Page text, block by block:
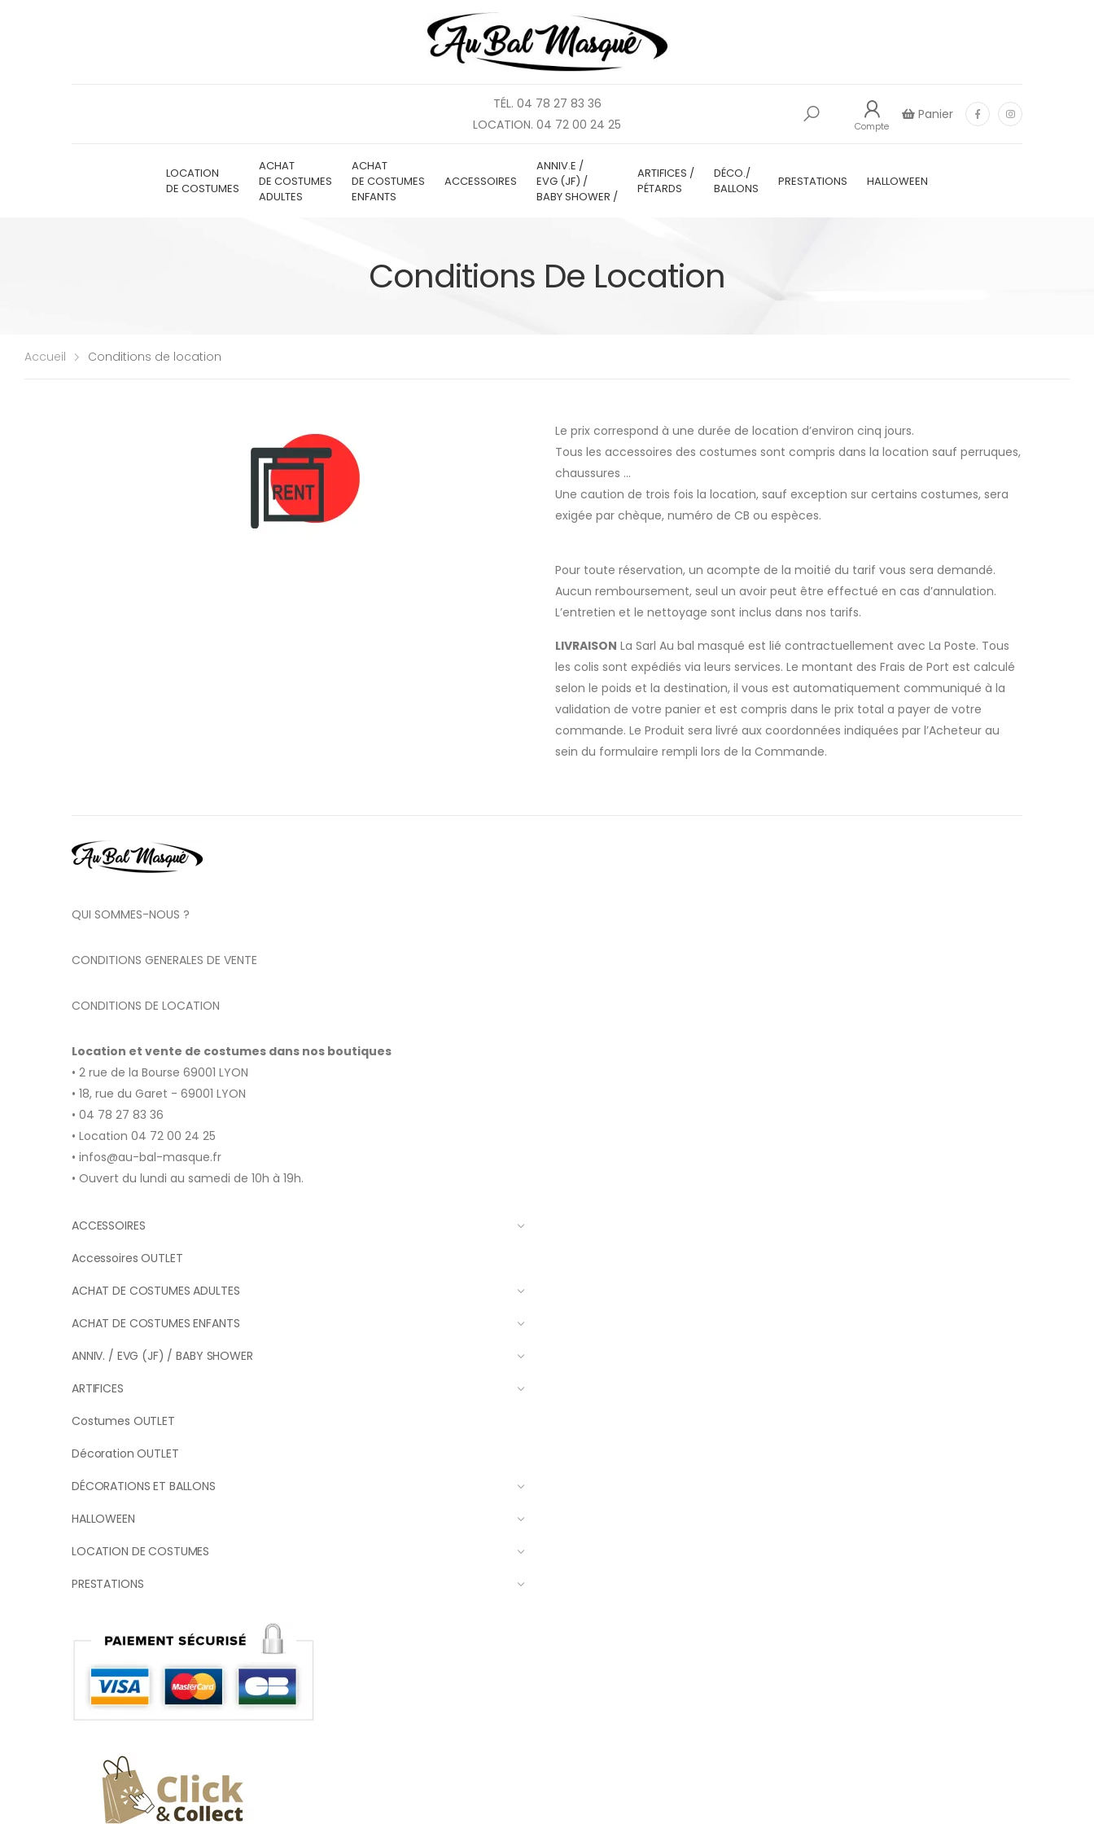
TÉL. 04 78 27 83 36
LOCATION. 04 72 00 24 25
Compte
Panier
LOCATION
DE COSTUMES
ACHAT
DE COSTUMES
ADULTES
ACHAT
DE COSTUMES
ENFANTS
ACCESSOIRES
ANNIV.E /
EVG (JF) /
BABY SHOWER /
ARTIFICES /
PÉTARDS
DÉCO./
BALLONS
PRESTATIONS HALLOWEEN
Conditions De Location
Accueil Conditions de location
Le prix correspond à une durée de location d’environ cinq jours.
Tous les accessoires des costumes sont compris dans la location sauf perruques,
chaussures …
Une caution de trois fois la location, sauf exception sur certains costumes, sera
exigée par chèque, numéro de CB ou espèces.
Pour toute réservation, un acompte de la moitié du tarif vous sera demandé.
Aucun remboursement, seul un avoir peut être effectué en cas d’annulation.
L’entretien et le nettoyage sont inclus dans nos tarifs.
LIVRAISON La Sarl Au bal masqué est lié contractuellement avec La Poste. Tous
les colis sont expédiés via leurs services. Le montant des Frais de Port est calculé
selon le poids et la destination, il vous est automatiquement communiqué à la
validation de votre panier et est compris dans le prix total a payer de votre
commande. Le Produit sera livré aux coordonnées indiquées par l’Acheteur au
sein du formulaire rempli lors de la Commande.
QUI SOMMES-NOUS ?
CONDITIONS GENERALES DE VENTE
CONDITIONS DE LOCATION
Location et vente de costumes dans nos boutiques
• 2 rue de la Bourse 69001 LYON
• 18, rue du Garet - 69001 LYON
• 04 78 27 83 36
• Location 04 72 00 24 25
• infos@au-bal-masque.fr
• Ouvert du lundi au samedi de 10h à 19h.
ACCESSOIRES
Accessoires OUTLET
ACHAT DE COSTUMES ADULTES
ACHAT DE COSTUMES ENFANTS
ANNIV. / EVG (JF) / BABY SHOWER
ARTIFICES
Costumes OUTLET
Décoration OUTLET
DÉCORATIONS ET BALLONS
HALLOWEEN
LOCATION DE COSTUMES
PRESTATIONS